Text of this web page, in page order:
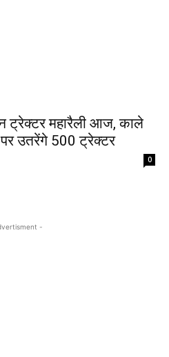
ट्रेक्टर महारैली आज, काले
उतरेंगे 500 ट्रेक्टर
0
-